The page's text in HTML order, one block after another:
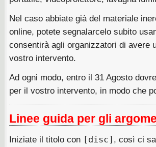
Nel caso abbiate già del materiale
online, potete segnalarcelo subito
consentirà agli organizzatori di avere
vostro intervento.
Ad ogni modo, entro il 31 Agosto
per il vostro intervento, in modo che
Linee guida per gli
Iniziate il titolo con [disc] , così ci